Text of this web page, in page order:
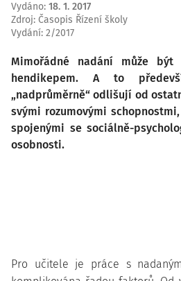
Vydáno: 18. 1. 2017
Zdroj: Časopis Řízení školy
Vydání: 2/2017
Mimořádné nadání může
hendikepem. A to
„nadprůměrně“ odlišují od
svými rozumovými
spojenými se sociálně-
osobnosti.
Pro učitele je práce s